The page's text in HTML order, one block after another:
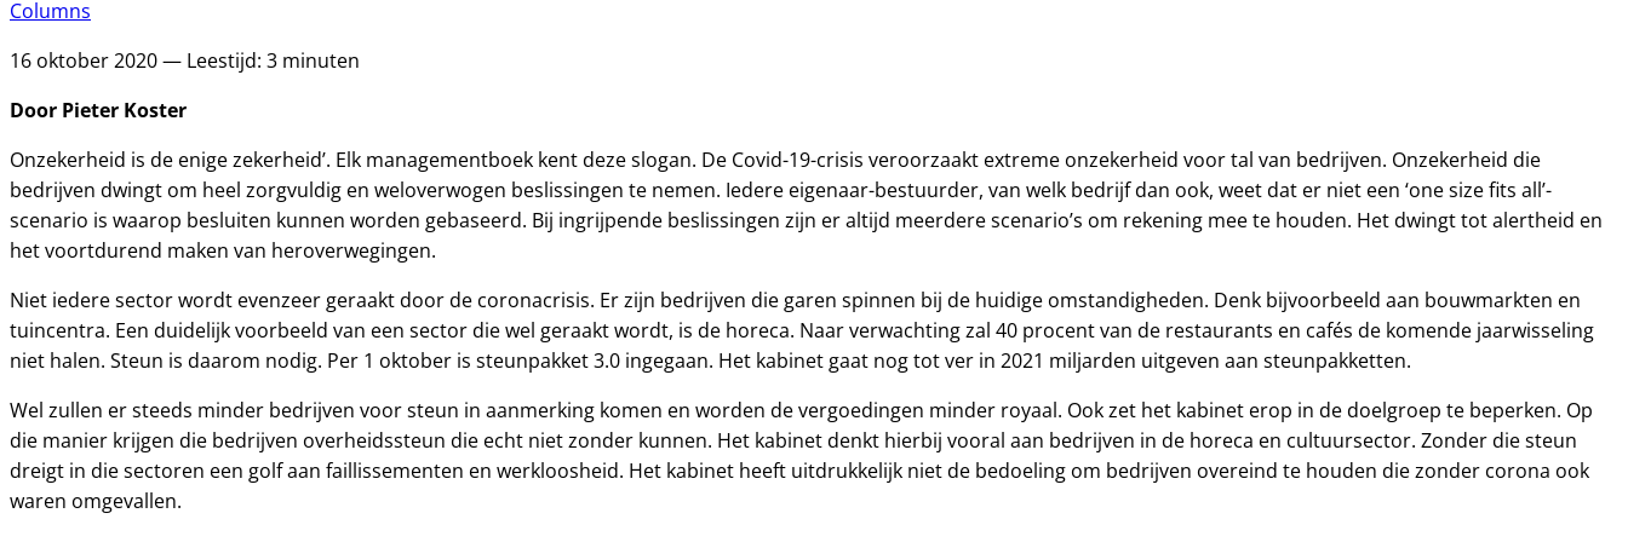
Columns
16 oktober 2020 — Leestijd: 3 minuten
Door Pieter Koster
Onzekerheid is de enige zekerheid’. Elk managementboek kent deze slogan. De Covid-19-crisis veroorzaakt extreme onzekerheid voor tal van bedrijven. Onzekerheid die
bedrijven dwingt om heel zorgvuldig en weloverwogen beslissingen te nemen. Iedere eigenaar-bestuurder, van welk bedrijf dan ook, weet dat er niet een ‘one size fits all’-
scenario is waarop besluiten kunnen worden gebaseerd. Bij ingrijpende beslissingen zijn er altijd meerdere scenario’s om rekening mee te houden. Het dwingt tot alertheid en
het voortdurend maken van heroverwegingen.
Niet iedere sector wordt evenzeer geraakt door de coronacrisis. Er zijn bedrijven die garen spinnen bij de huidige omstandigheden. Denk bijvoorbeeld aan bouwmarkten en
tuincentra. Een duidelijk voorbeeld van een sector die wel geraakt wordt, is de horeca. Naar verwachting zal 40 procent van de restaurants en cafés de komende jaarwisseling
niet halen. Steun is daarom nodig. Per 1 oktober is steunpakket 3.0 ingegaan. Het kabinet gaat nog tot ver in 2021 miljarden uitgeven aan steunpakketten.
Wel zullen er steeds minder bedrijven voor steun in aanmerking komen en worden de vergoedingen minder royaal. Ook zet het kabinet erop in de doelgroep te beperken. Op
die manier krijgen die bedrijven overheidssteun die echt niet zonder kunnen. Het kabinet denkt hierbij vooral aan bedrijven in de horeca en cultuursector. Zonder die steun
dreigt in die sectoren een golf aan faillissementen en werkloosheid. Het kabinet heeft uitdrukkelijk niet de bedoeling om bedrijven overeind te houden die zonder corona ook
waren omgevallen.